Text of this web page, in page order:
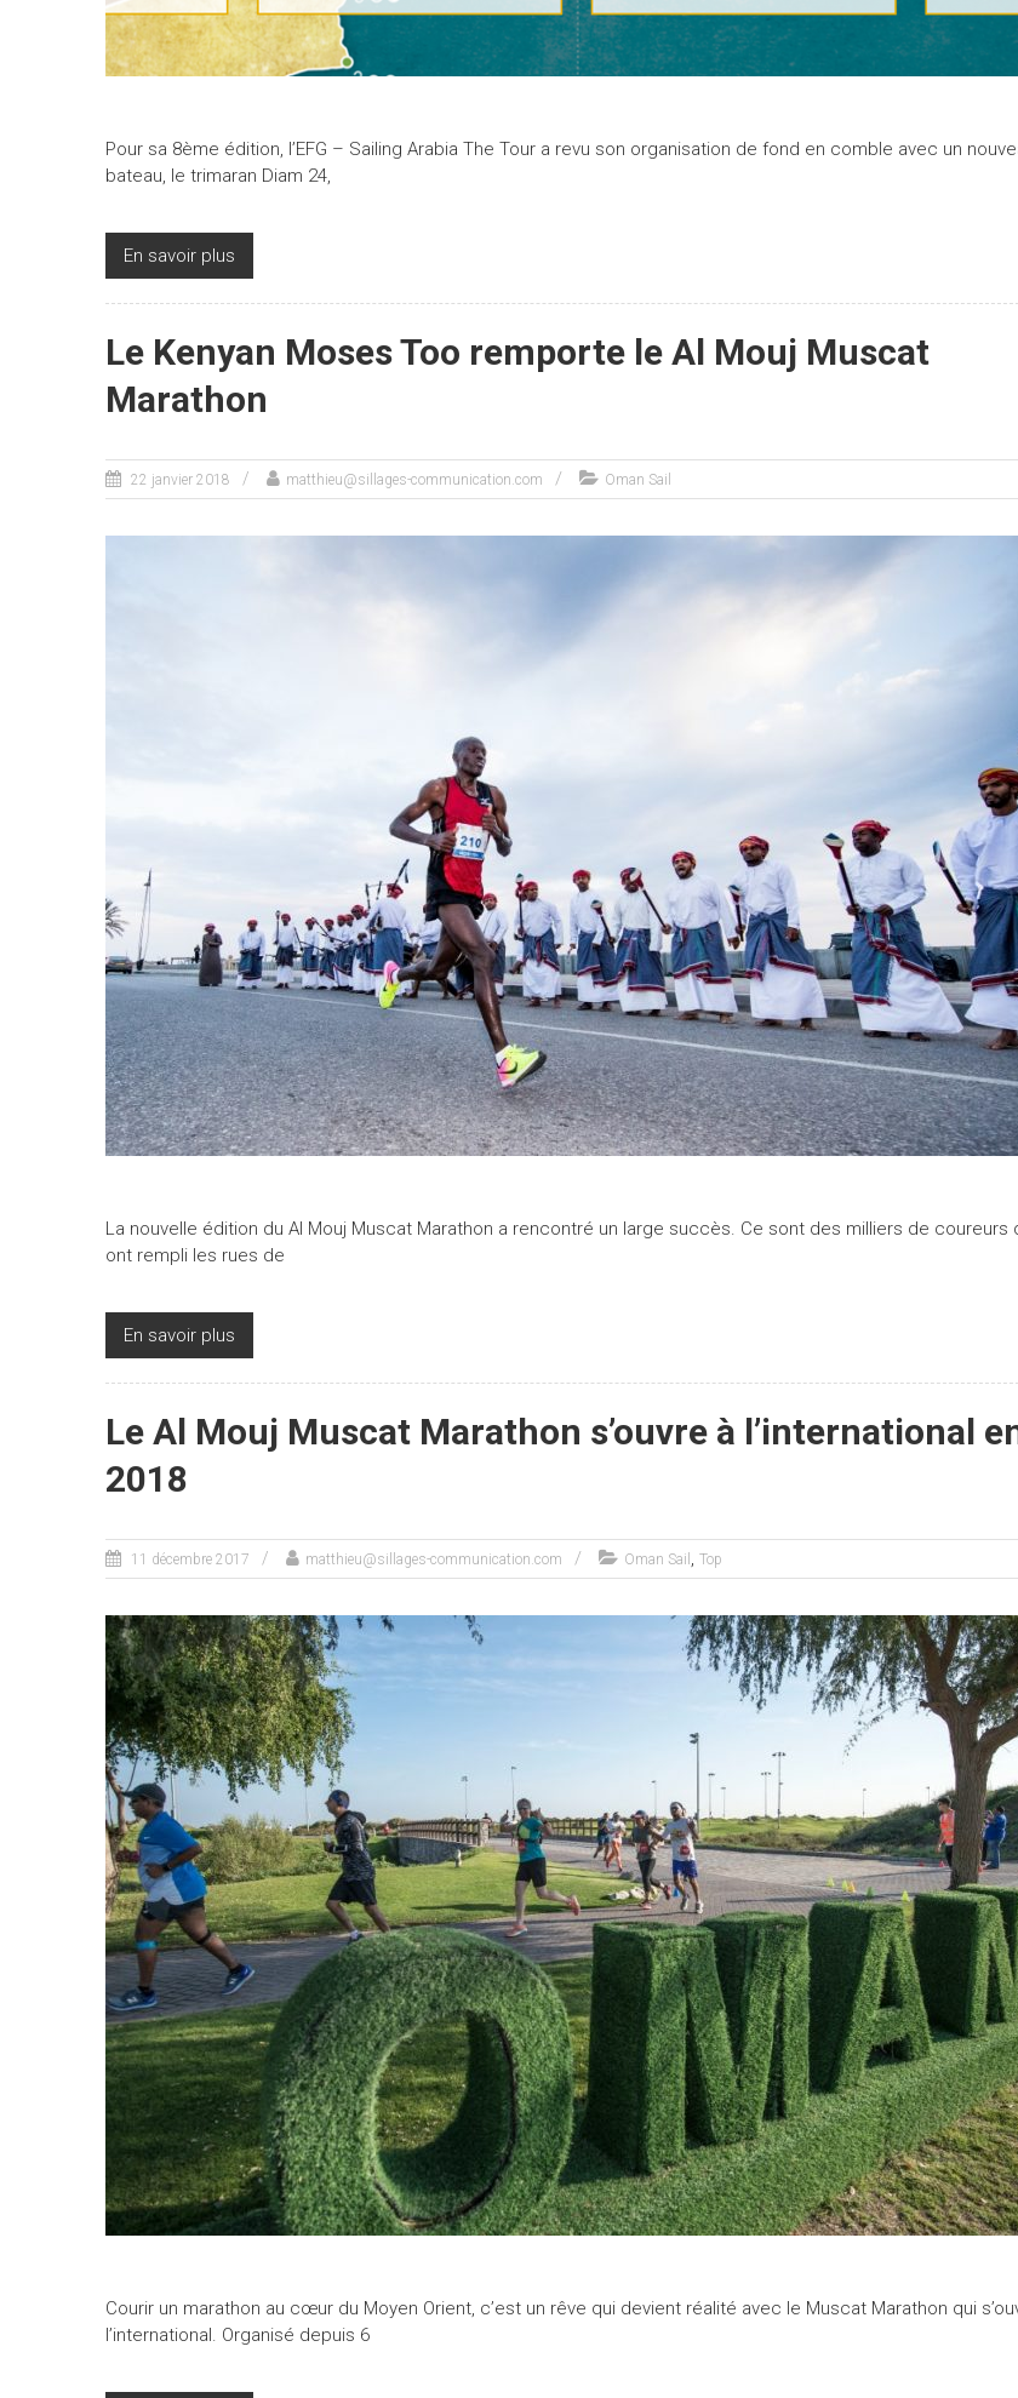
Pour sa 8ème édition, l’EFG – Sailing Arabia The Tour a revu son organisation de fond en comble avec un
bateau, le trimaran Diam 24,
En savoir plus
Le Kenyan Moses Too remporte le Al Mouj Muscat
Marathon
22 janvier 2018 matthieu@sillages-communication.com Oman Sail
La nouvelle édition du Al Mouj Muscat Marathon a rencontré un large succès. Ce sont des milliers de coureurs
ont rempli les rues de
En savoir plus
Le Al Mouj Muscat Marathon s’ouvre à l’international
2018
11 décembre 2017 matthieu@sillages-communication.com Oman Sail , Top
Courir un marathon au cœur du Moyen Orient, c’est un rêve qui devient réalité avec le Muscat Marathon qui
l’international. Organisé depuis 6